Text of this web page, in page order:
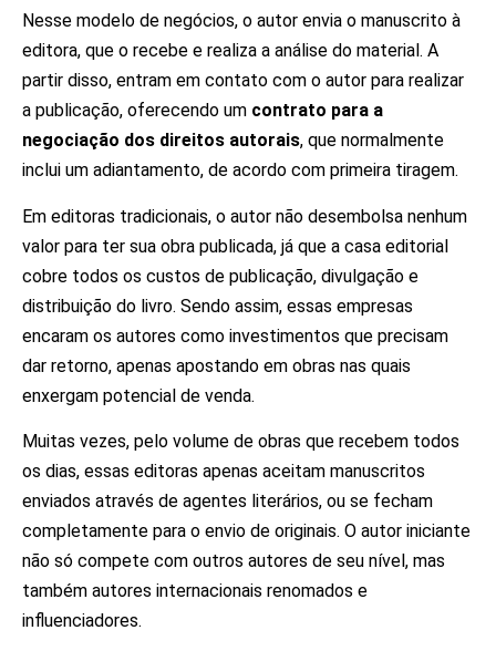
Nesse modelo de negócios, o autor envia o manuscrito à
editora, que o recebe e realiza a análise do material. A
partir disso, entram em contato com o autor para realizar
a publicação, oferecendo um contrato para a
negociação dos direitos autorais, que normalmente
inclui um adiantamento, de acordo com primeira tiragem.
Em editoras tradicionais, o autor não desembolsa nenhum
valor para ter sua obra publicada, já que a casa editorial
cobre todos os custos de publicação, divulgação e
distribuição do livro. Sendo assim, essas empresas
encaram os autores como investimentos que precisam
dar retorno, apenas apostando em obras nas quais
enxergam potencial de venda.
Muitas vezes, pelo volume de obras que recebem todos
os dias, essas editoras apenas aceitam manuscritos
enviados através de agentes literários, ou se fecham
completamente para o envio de originais. O autor iniciante
não só compete com outros autores de seu nível, mas
também autores internacionais renomados e
influenciadores.